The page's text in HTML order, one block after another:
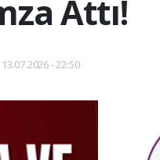
Attı!
- 22:50